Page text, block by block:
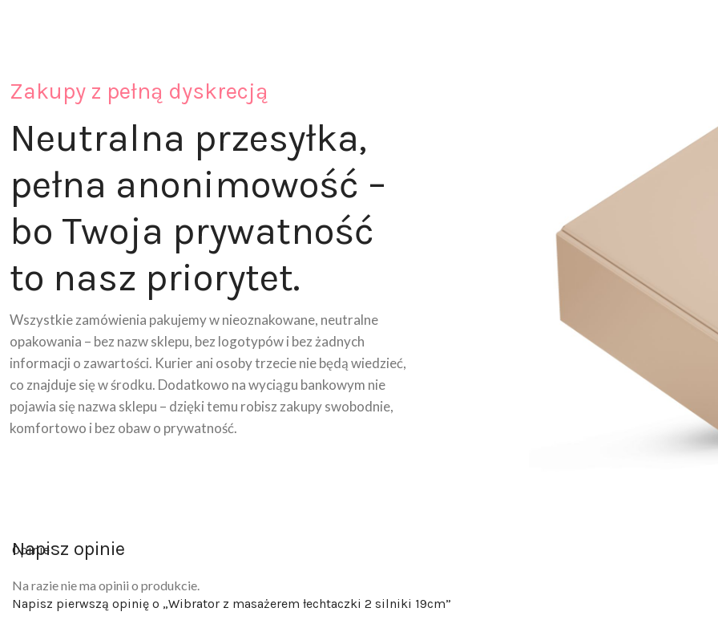
Zakupy z pełną dyskrecją
Neutralna przesyłka,
pełna anonimowość –
bo Twoja prywatność
to nasz priorytet.
Wszystkie zamówienia pakujemy w nieoznakowane, neutralne
opakowania – bez nazw sklepu, bez logotypów i bez żadnych
informacji o zawartości. Kurier ani osoby trzecie nie będą wiedzieć,
co znajduje się w środku. Dodatkowo na wyciągu bankowym nie
pojawia się nazwa sklepu – dzięki temu robisz zakupy swobodnie,
komfortowo i bez obaw o prywatność.
Napisz opinie
Opinie
Na razie nie ma opinii o produkcie.
Napisz pierwszą opinię o „Wibrator z masażerem łechtaczki 2 silniki 19cm”